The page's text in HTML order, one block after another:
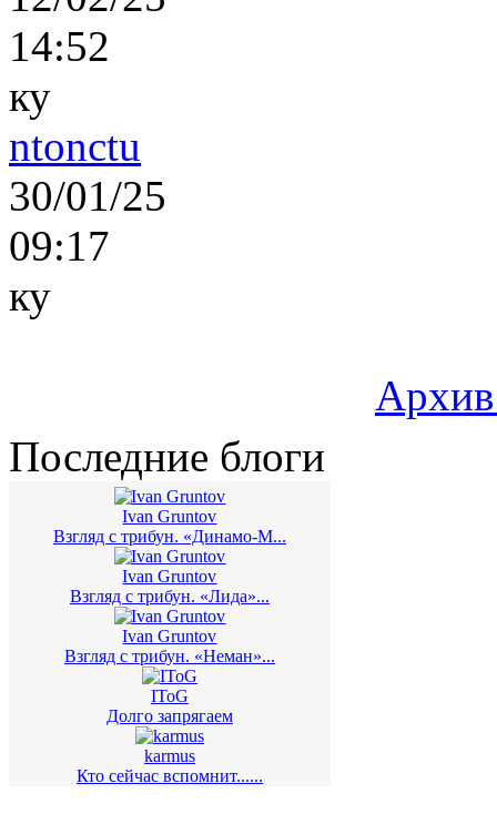
14:52
ку
ntonctu
30/01/25
09:17
ку
Последние блоги
Ivan Gruntov
Взгляд с трибун. «Динамо-М...
Ivan Gruntov
Взгляд с трибун. «Лида»...
Ivan Gruntov
Взгляд с трибун. «Неман»...
IToG
Долго запрягаем
karmus
Кто сейчас вспомнит......